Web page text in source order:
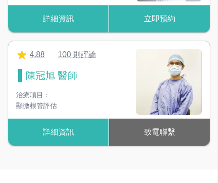
詳細資訊 立即預約
4.88 100 則評論
陳冠旭 醫師
治療項目：
顯微根管評估
詳細資訊 致電聯繫